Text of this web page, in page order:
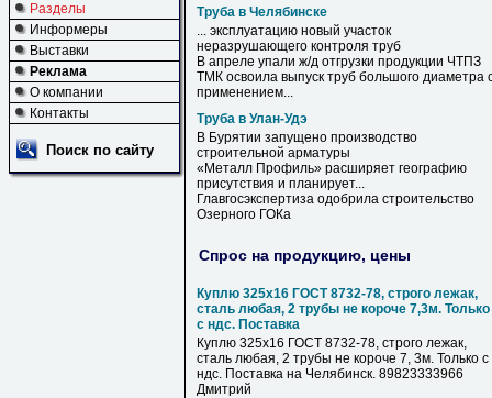
Разделы
Информеры
Выставки
Реклама
О компании
Контакты
Поиск по сайту
Труба в Челябинске
... эксплуатацию новый участок
неразрушающего контроля труб
В апреле упали ж/д отгрузки продукции ЧТПЗ
ТМК освоила выпуск труб большого диаметра
применением...
Труба в Улан-Удэ
В Бурятии запущено производство
строительной арматуры
«Металл Профиль» расширяет географию
присутствия и планирует...
Главгосэкспертиза одобрила строительство
Озерного ГОКа
Спрос на продукцию, цены
Куплю 325х16 ГОСТ 8732-78, строго лежак,
сталь любая, 2 трубы не короче 7,3м. Только
с ндс. Поставка
Куплю 325х16 ГОСТ 8732-78, строго лежак,
сталь любая, 2 трубы не короче 7, 3м. Только с
ндс. Поставка на Челябинск. 89823333966
Дмитрий